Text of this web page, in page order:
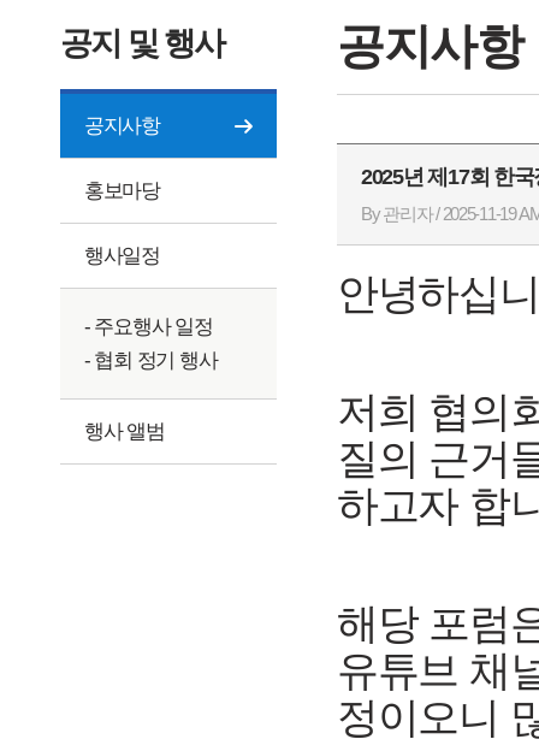
공지 및 행사
공지사항
홍보마당
행사일정
- 주요행사 일정
- 협회 정기 행사
행사 앨범
공지사항
2025년 제17회 한
By 관리자 / 2025-11-19
안녕하십
저희 협의
질의 근거
하고자 합
해당 포럼
유튜브 채
정이오니